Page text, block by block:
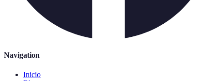
Navigation
Inicio